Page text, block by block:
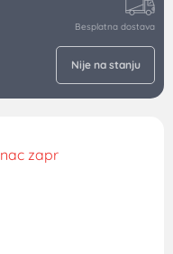
Besplatna dostava
Nije na stanju